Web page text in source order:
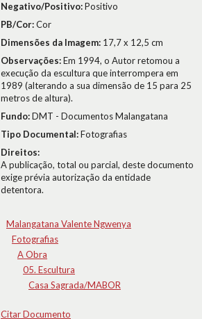
Negativo/Positivo:Positivo
PB/Cor:Cor
Dimensões da Imagem: 17,7 x 12,5 cm
Observações:Em 1994, o Autor retomou a
execução da escultura que interrompera em
1989 (alterando a sua dimensão de 15 para 25
metros de altura).
Fundo:DMT - Documentos Malangatana
Tipo Documental:Fotografias
Direitos:
A publicação, total ou parcial, deste documento
exige prévia autorização da entidade
detentora.
Malangatana Valente Ngwenya
Fotografias
A Obra
05. Escultura
Casa Sagrada/MABOR
Citar Documento